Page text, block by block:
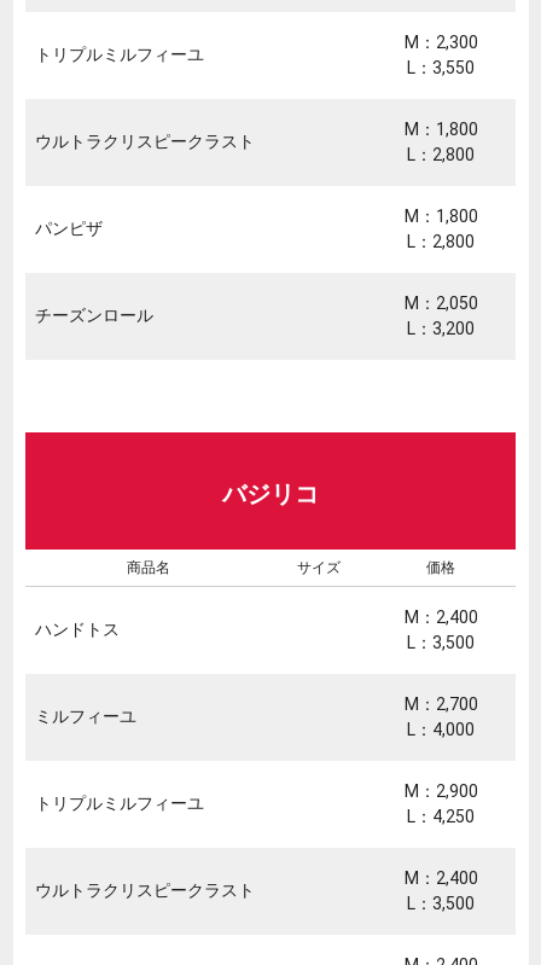
トリプルミルフィーユ
M：2,300
L：3,550
ウルトラクリスピークラスト
M：1,800
L：2,800
パンピザ
M：1,800
L：2,800
チーズンロール
M：2,050
L：3,200
バジリコ
商品名 サイズ 価格
ハンドトス
M：2,400
L：3,500
ミルフィーユ
M：2,700
L：4,000
トリプルミルフィーユ
M：2,900
L：4,250
ウルトラクリスピークラスト
M：2,400
L：3,500